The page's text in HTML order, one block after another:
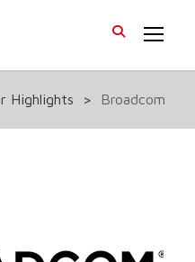
Highlights > Broadcom